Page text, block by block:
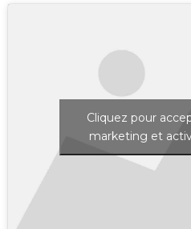
Cliquez pour
marketing et